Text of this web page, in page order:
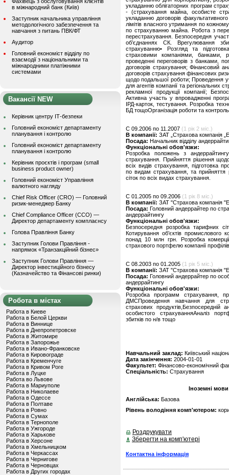
в міжнародний банк (Київ)
Заступник начальника управління
методологічного забезпечення та
навчання з питань ПВК/ФТ
Аудитор
Головний економіст відділу по
взаємодії з національними та
міжнародними платіжними
системами
Вакансії NEW
Керівник центру ІТ-безпеки
Головний економіст департаменту
планування і контролю
Головний економіст департаменту
планування і контролю
Керівник проєктів і програм (small
business product owner)
Головний економіст Управління
валютного нагляду
Chief Risk Officer (CRO) — Головний
ризик-менеджер Банку
Chief Compliance Officer (CCO) —
Директор департаменту комплаєнсу
Голова Правління Банку
Заступник Голови Правління -
напрямок «Транзакційний бізнес»
Заступник Голови Правління —
Директор інвестиційного бізнесу
(Казначейство та Фінансові ринки)
Робота в містах
Работа в Киеве
Работа в Белой Церкви
Работа в Виннице
Работа в Днепропетровске
Работа в Житомире
Работа в Запорожье
Работа в Ивано-Франковске
Работа в Кировограде
Работа в Кременчуге
Работа в Кривом Роге
Работа в Луцке
Работа во Львове
Работа в Мариуполе
Работа в Николаеве
Работа в Одессе
Работа в Полтаве
Работа в Ровно
Работа в Сумах
Работа в Тернополе
Работа в Ужгороде
Работа в Харькове
Работа в Херсоне
Работа в Хмельницком
Работа в Черкассах
Работа в Чернигове
Работа в Черновцах
Работа в Других городах
укладанню облігаторних програм
- (страхування майна, особисте
укладанню договорів
лімітів власного утримання по
по страхуванню майна. Робота з
перестрахування. Безпосередня
об’єднаннях СК. Врегулювання
страхуванню• Розгляд та
страховими компаніями, банками,
проведенні переговорів з банками,
договорів страхування; Фінансовий
договорів страхування фінансових
щодо подальшої роботи; Проведення
для агентів компанії та регіональних
рекламної продукції компанії;
Активна участь у впровадженні
ІРД-карток, тестування. Розробка
БД тощоОрганізація роботи та
C 09.2006 по 11.2007 (1 рік 2 міс.)
В компанії: ЗАТ „Страхова компанія
Посада: Начальник відділу
Функціональні обов'язки:
Розробка положень з
страхування. Прийняття рішення
всіх видів страхування, підготовка
по видам страхування, та прийняття
сіток по всіх видах страхування.
C 01.2005 по 09.2006 (1 рік 8 міс.)
В компанії: ЗАТ "Страхова компанія
Посада: Головний андеррайтер по
андеррайтингу
Функціональні обов'язки:
Безпосередня розробка тарифних
Котирування об’єктів промислового
понад 10 млн грн. Розробка
страхового портфелю компанії
C 08.2003 по 01.2005 (1 рік 5 міс.)
В компанії: ЗАТ "Страхова компанія
Посада: Головний андеррайтер по
андеррайтингу
Функціональні обов'язки:
Розробка программ страхування,
ДМСПроведення навчання для
страхових
особистого страхуванняАналіз
збитків по н/в тощо
Навчальний заклад: Київський
Дата закінчення: 2004-01-01
Факультет: Фінансово-економічний
Спеціальність: Страхування
Іноземні
Англійська: Базова
Рівень володіння комп'ютером:
Роздрукувати
Зберегти на комп'ютері
Контактна інформація